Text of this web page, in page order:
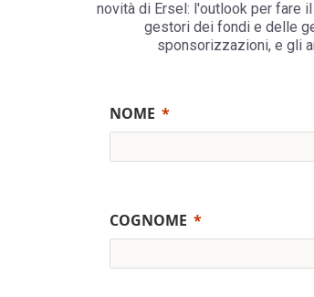
novità di Ersel: l'outlook per fare
gestori dei fondi e delle
sponsorizzazioni, e gli
NOME
COGNOME